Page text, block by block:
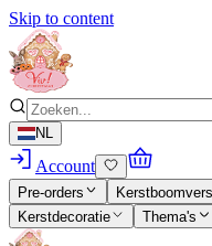
Skip to content
NL
Account
Pre-orders
Kerstdecoratie
Thema's